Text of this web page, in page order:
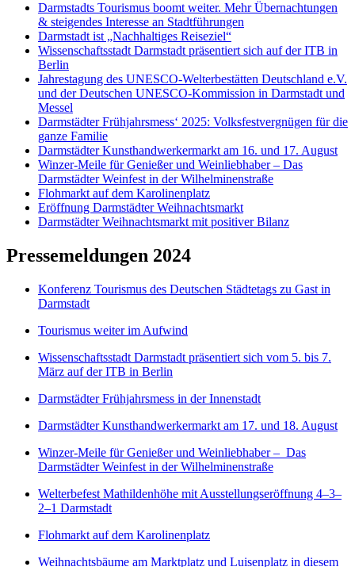
Darmstadts Tourismus boomt weiter. Mehr Übernachtungen
& steigendes Interesse an Stadtführungen
Darmstadt ist „Nachhaltiges Reiseziel“
Wissenschaftsstadt Darmstadt präsentiert sich auf der ITB in
Berlin
Jahrestagung des UNESCO-Welterbestätten Deutschland e.V.
und der Deutschen UNESCO-Kommission in Darmstadt und
Messel
Darmstädter Frühjahrsmess‘ 2025: Volksfestvergnügen für die
ganze Familie
Darmstädter Kunsthandwerkermarkt am 16. und 17. August
Winzer-Meile für Genießer und Weinliebhaber – Das
Darmstädter Weinfest in der Wilhelminenstraße
Flohmarkt auf dem Karolinenplatz
Eröffnung Darmstädter Weihnachtsmarkt
Darmstädter Weihnachtsmarkt mit positiver Bilanz
Pressemeldungen 2024
Konferenz Tourismus des Deutschen Städtetags zu Gast in
Darmstadt
Tourismus weiter im Aufwind
Wissenschaftsstadt Darmstadt präsentiert sich vom 5. bis 7.
März auf der ITB in Berlin
Darmstädter Frühjahrsmess in der Innenstadt
Darmstädter Kunsthandwerkermarkt am 17. und 18. August
Winzer-Meile für Genießer und Weinliebhaber – Das
Darmstädter Weinfest in der Wilhelminenstraße
Welterbefest Mathildenhöhe mit Ausstellungseröffnung 4–3–
2–1 Darmstadt
Flohmarkt auf dem Karolinenplatz
Weihnachtsbäume am Marktplatz und Luisenplatz in diesem